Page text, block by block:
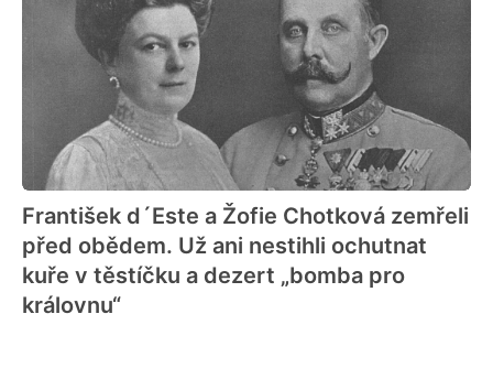
František d´Este a Žofie Chotková zemřeli
před obědem. Už ani nestihli ochutnat
kuře v těstíčku a dezert „bomba pro
královnu“